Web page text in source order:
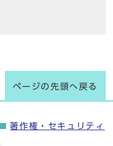
ページの先頭へ戻る
著作権・セキュリティ